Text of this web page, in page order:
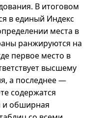
В итоговом
в единый Индекс
места в
ранжируются на
первое место в
высшему
а последнее —
содержатся
и обширная